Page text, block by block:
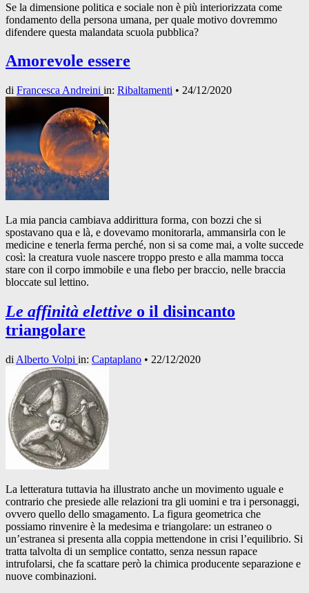
Se la dimensione politica e sociale non è più interiorizzata come
fondamento della persona umana, per quale motivo dovremmo
difendere questa malandata scuola pubblica?
Amorevole essere
di Francesca Andreini in: Ribaltamenti • 24/12/2020
La mia pancia cambiava addirittura forma, con bozzi che si
spostavano qua e là, e dovevamo monitorarla, ammansirla con le
medicine e tenerla ferma perché, non si sa come mai, a volte succede
così: la creatura vuole nascere troppo presto e alla mamma tocca
stare con il corpo immobile e una flebo per braccio, nelle braccia
bloccate sul lettino.
Le affinità elettive o il disincanto
triangolare
di Alberto Volpi in: Captaplano • 22/12/2020
La letteratura tuttavia ha illustrato anche un movimento uguale e
contrario che presiede alle relazioni tra gli uomini e tra i personaggi,
ovvero quello dello smagamento. La figura geometrica che
possiamo rinvenire è la medesima e triangolare: un estraneo o
un’estranea si presenta alla coppia mettendone in crisi l’equilibrio. Si
tratta talvolta di un semplice contatto, senza nessun rapace
intrufolarsi, che fa scattare però la chimica producente separazione e
nuove combinazioni.